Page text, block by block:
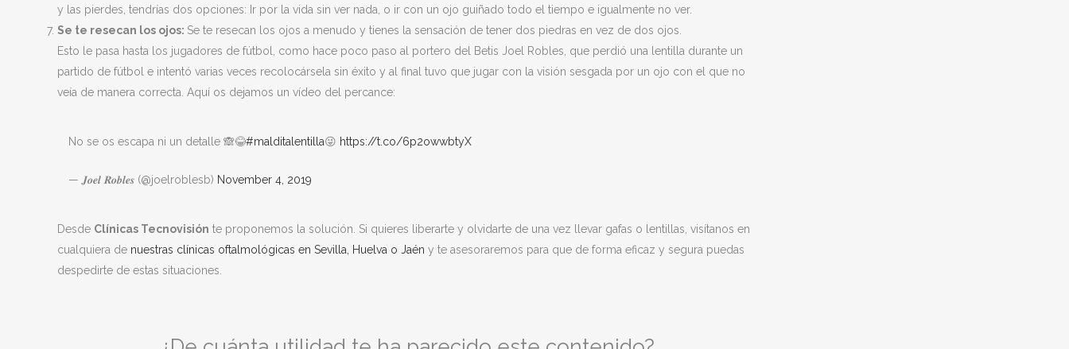
y las pierdes, tendrías dos opciones: Ir por la vida sin ver nada, o ir con un ojo guiñado todo el tiempo e igualmente no ver.
Se te resecan los ojos: Se te resecan los ojos a menudo y tienes la sensación de tener dos piedras en vez de dos ojos.
Esto le pasa hasta los jugadores de fútbol, como hace poco paso al portero del Betis Joel Robles, que perdió una lentilla durante un
partido de fútbol e intentó varias veces recolocársela sin éxito y al final tuvo que jugar con la visión sesgada por un ojo con el que no
veía de manera correcta. Aquí os dejamos un vídeo del percance:
No se os escapa ni un detalle 🙈😂#malditalentilla😜 https://t.co/6p2owwbtyX
— 𝑱𝒐𝒆𝒍 𝑹𝒐𝒃𝒍𝒆𝒔 (@joelroblesb) November 4, 2019
Desde Clínicas Tecnovisión te proponemos la solución. Si quieres liberarte y olvidarte de una vez llevar gafas o lentillas, visítanos en
cualquiera de nuestras clínicas oftalmológicas en Sevilla, Huelva o Jaén y te asesoraremos para que de forma eficaz y segura puedas
despedirte de estas situaciones.